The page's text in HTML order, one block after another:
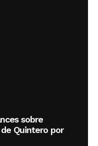
sobre
Quintero por